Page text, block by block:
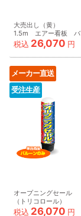
大売出し（黄）
1.5m エアー看板 バ
ルーンのみ
AR090010IN_C
税込 26,070 円
メーカー直送
受注生産
オープニングセール
（トリコロール）
1.5m エアー看板 バ
税込 26,070 円